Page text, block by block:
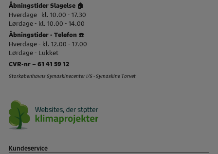
Åbningstider Slagelse 🏠
Hverdage kl. 10.00 - 17.30
Lørdage - kl. 10.00 - 14.00
Åbningstider - Telefon ☎️
Hverdage - kl. 12.00 - 17.00
Lørdage - Lukket
CVR-nr – 61 41 59 12
Storkøbenhavns Symaskinecenter I/S - Symaskine Torvet
Kundeservice